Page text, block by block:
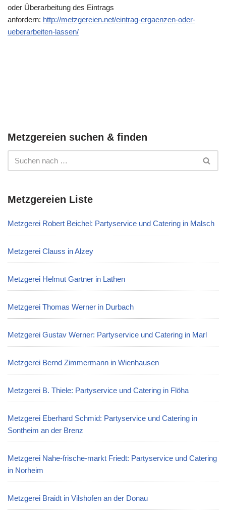
oder Überarbeitung des Eintrags
anfordern: http://metzgereien.net/eintrag-ergaenzen-oder-
ueberarbeiten-lassen/
Metzgereien suchen & finden
Metzgereien Liste
Metzgerei Robert Beichel: Partyservice und Catering in Malsch
Metzgerei Clauss in Alzey
Metzgerei Helmut Gartner in Lathen
Metzgerei Thomas Werner in Durbach
Metzgerei Gustav Werner: Partyservice und Catering in Marl
Metzgerei Bernd Zimmermann in Wienhausen
Metzgerei B. Thiele: Partyservice und Catering in Flöha
Metzgerei Eberhard Schmid: Partyservice und Catering in
Sontheim an der Brenz
Metzgerei Nahe-frische-markt Friedt: Partyservice und Catering
in Norheim
Metzgerei Braidt in Vilshofen an der Donau